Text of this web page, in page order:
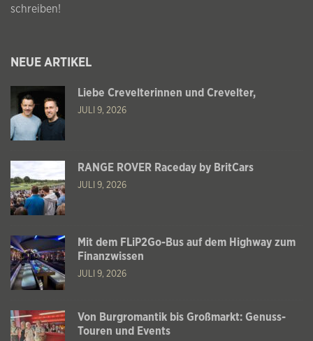
schreiben!
NEUE ARTIKEL
Liebe Crevelterinnen und Crevelter,
JULI 9, 2026
RANGE ROVER Raceday by BritCars
JULI 9, 2026
Mit dem FLiP2Go-Bus auf dem Highway zum
Finanzwissen
JULI 9, 2026
Von Burgromantik bis Großmarkt: Genuss-
Touren und Events